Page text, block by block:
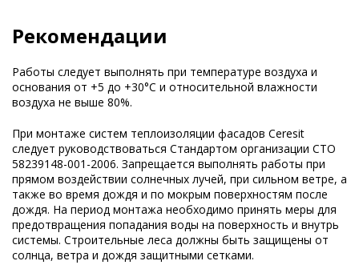
Рекомендации
Работы следует выполнять при температуре воздуха и
основания от +5 до +30°C и относительной влажности
воздуха не выше 80%.
При монтаже систем теплоизоляции фасадов Ceresit
следует руководствоваться Стандартом организации СТО
58239148-001-2006. Запрещается выполнять работы при
прямом воздействии солнечных лучей, при сильном ветре, а
также во время дождя и по мокрым поверхностям после
дождя. На период монтажа необходимо принять меры для
предотвращения попадания воды на поверхность и внутрь
системы. Строительные леса должны быть защищены от
солнца, ветра и дождя защитными сетками.